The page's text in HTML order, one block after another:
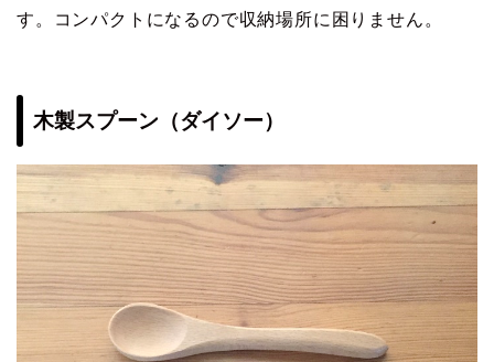
す。コンパクトになるので収納場所に困りません。
木製スプーン（ダイソー）